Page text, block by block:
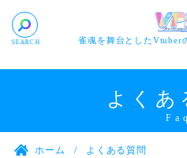
雀魂を舞台としたVtuber
よくあ
ホーム よくある質問